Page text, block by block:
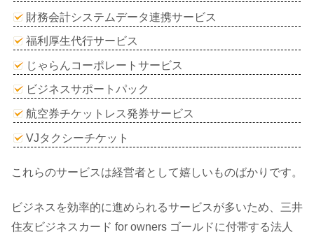
財務会計システムデータ連携サービス
福利厚生代行サービス
じゃらんコーポレートサービス
ビジネスサポートパック
航空券チケットレス発券サービス
VJタクシーチケット
これらのサービスは経営者として嬉しいものばかりです。
ビジネスを効率的に進められるサービスが多いため、三井
住友ビジネスカード for owners ゴールドに付帯する法人